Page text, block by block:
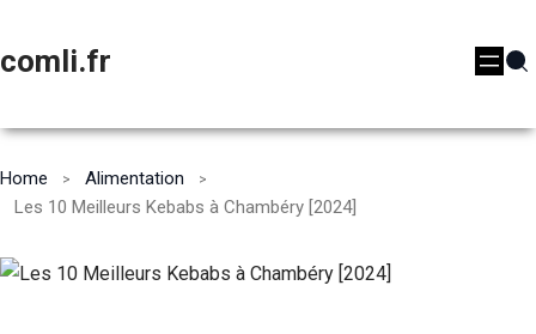
comli.fr
Home
Alimentation
Les 10 Meilleurs Kebabs à Chambéry [2024]